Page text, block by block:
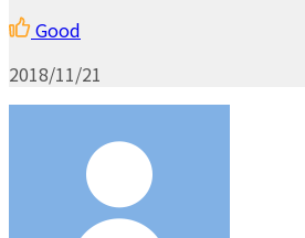
Good
2018/11/21